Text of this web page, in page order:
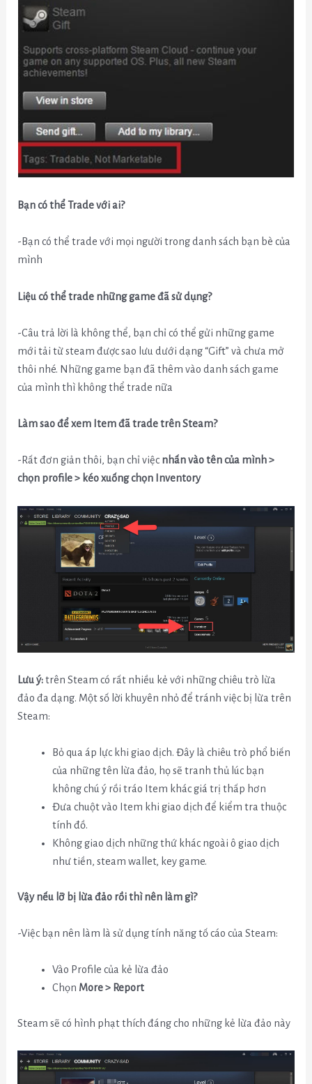
Bạn có thể Trade với ai?
-Bạn có thể trade với mọi người trong danh sách bạn bè của
mình
Liệu có thể trade những game đã sử dụng?
-Câu trả lời là không thể, bạn chỉ có thể gửi những game
mới tải từ steam được sao lưu dưới dạng “Gift” và chưa mở
thôi nhé. Những game bạn đã thêm vào danh sách game
của mình thì không thể trade nữa
Làm sao để xem Item đã trade trên Steam?
-Rất đơn giản thôi, bạn chỉ việc nhấn vào tên của mình >
chọn profile > kéo xuống chọn Inventory
Lưu ý:trên Steam có rất nhiều kẻ với những chiêu trò lừa
đảo đa dạng. Một số lời khuyên nhỏ để tránh việc bị lừa trên
Steam:
Bỏ qua áp lực khi giao dịch. Đây là chiêu trò phổ biến
của những tên lừa đảo, họ sẽ tranh thủ lúc bạn
không chú ý rồi tráo Item khác giá trị thấp hơn
Đưa chuột vào Item khi giao dịch để kiểm tra thuộc
tính đồ.
Không giao dịch những thứ khác ngoài ô giao dịch
như tiền, steam wallet, key game.
Vậy nếu lỡ bị lừa đảo rồi thì nên làm gì?
-Việc bạn nên làm là sử dụng tính năng tố cáo của Steam:
Vào Profile của kẻ lừa đảo
Chọn More > Report
Steam sẽ có hình phạt thích đáng cho những kẻ lừa đảo này